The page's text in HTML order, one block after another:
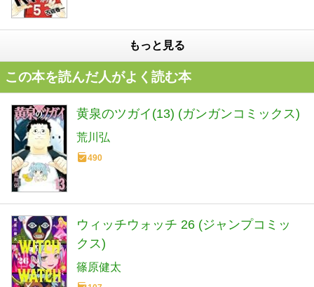
もっと見る
この本を読んだ人がよく読む本
黄泉のツガイ(13) (ガンガンコミックス)
荒川弘
490
ウィッチウォッチ 26 (ジャンプコミッ
クス)
篠原健太